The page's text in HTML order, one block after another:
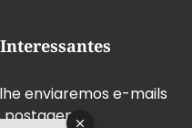
enviaremos e-mails